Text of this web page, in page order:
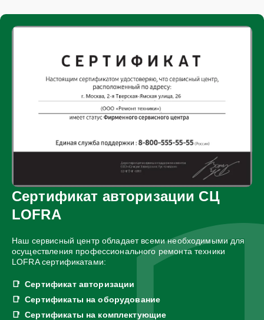
Сертификат авторизации СЦ
LOFRA
Наш сервисный центр обладает всеми необходимыми для
осуществления профессионального ремонта техники
LOFRA сертификатами:
Сертификат авторизации
Сертификаты на оборудование
Сертификаты на комплектующие